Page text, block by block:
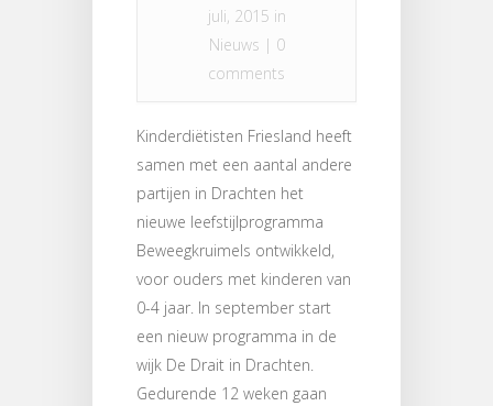
juli, 2015 in
Nieuws | 0
comments
Kinderdiëtisten Friesland heeft
samen met een aantal andere
partijen in Drachten het
nieuwe leefstijlprogramma
Beweegkruimels ontwikkeld,
voor ouders met kinderen van
0-4 jaar. In september start
een nieuw programma in de
wijk De Drait in Drachten.
Gedurende 12 weken gaan